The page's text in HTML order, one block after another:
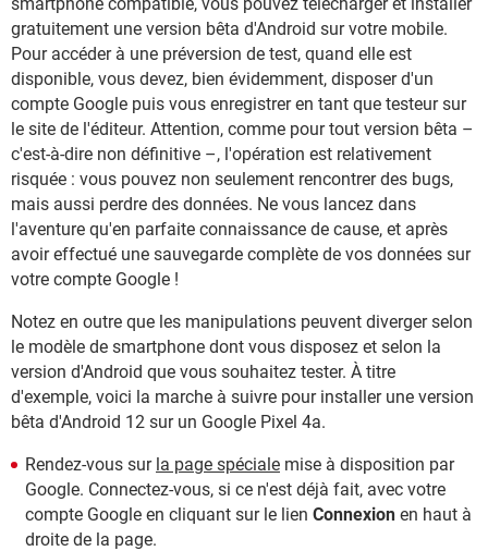
gratuitement une version bêta d'Android sur votre mobile.
Pour accéder à une préversion de test, quand elle est
disponible, vous devez, bien évidemment, disposer d'un
compte Google puis vous enregistrer en tant que testeur sur
le site de l'éditeur. Attention, comme pour tout version bêta –
c'est-à-dire non définitive –, l'opération est relativement
risquée : vous pouvez non seulement rencontrer des bugs,
mais aussi perdre des données. Ne vous lancez dans
l'aventure qu'en parfaite connaissance de cause, et après
avoir effectué une sauvegarde complète de vos données sur
votre compte Google !
Notez en outre que les manipulations peuvent diverger selon
le modèle de smartphone dont vous disposez et selon la
version d'Android que vous souhaitez tester. À titre
d'exemple, voici la marche à suivre pour installer une version
bêta d'Android 12 sur un Google Pixel 4a.
Rendez-vous sur la page spéciale mise à disposition par
Google. Connectez-vous, si ce n'est déjà fait, avec votre
compte Google en cliquant sur le lien Connexion en haut à
droite de la page.